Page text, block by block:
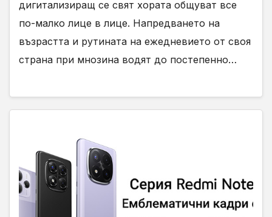
дигитализиращ се свят хората общуват все
по-малко лице в лице. Напредването на
възрастта и рутината на ежедневието от своя
страна при мнозина водят до постепенно…